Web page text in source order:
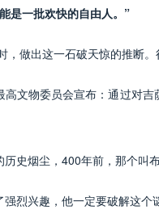
是一批欢快的自由人。”
出这一石破天惊的推断。
物委员会宣布：通过对吉
烟尘，400年前，那个叫
兴趣，他一定要破解这个